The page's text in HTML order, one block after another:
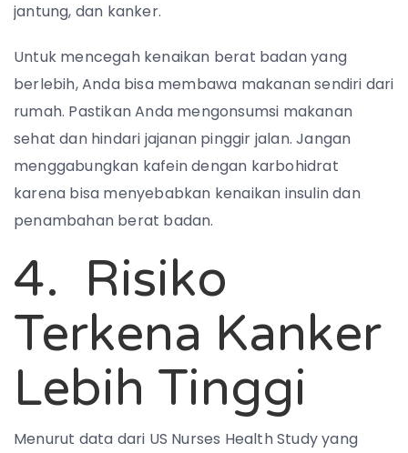
jantung, dan kanker.
Untuk mencegah kenaikan berat badan yang
berlebih, Anda bisa membawa makanan sendiri dari
rumah. Pastikan Anda mengonsumsi makanan
sehat dan hindari jajanan pinggir jalan. Jangan
menggabungkan kafein dengan karbohidrat
karena bisa menyebabkan kenaikan insulin dan
penambahan berat badan.
4. Risiko
Terkena Kanker
Lebih Tinggi
Menurut data dari US Nurses Health Study yang